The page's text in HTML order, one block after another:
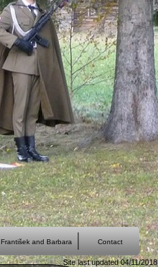
František and Barbara Contact
Site last updated 04/11/2018